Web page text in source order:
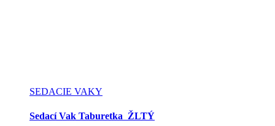
SEDACIE VAKY
Sedací Vak Taburetka ŽLTÝ